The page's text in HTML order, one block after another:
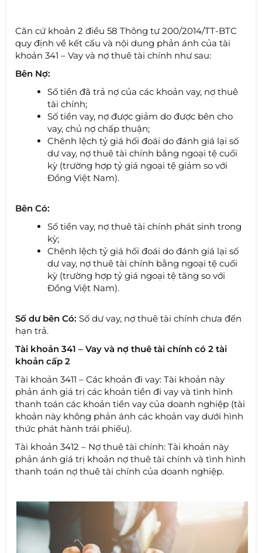
Căn cứ khoản 2 điều 58 Thông tư 200/2014/TT-BTC
quy định về kết cấu và nội dung phản ánh của tài
khoản 341 – Vay và nợ thuê tài chính như sau:
Bên Nợ:
Số tiền đã trả nợ của các khoản vay, nợ thuê
tài chính;
Số tiền vay, nợ được giảm do được bên cho
vay, chủ nợ chấp thuận;
Chênh lệch tỷ giá hối đoái do đánh giá lại số
dư vay, nợ thuê tài chính bằng ngoại tệ cuối
kỳ (trường hợp tỷ giá ngoại tệ giảm so với
Đồng Việt Nam).
Bên Có:
Số tiền vay, nợ thuê tài chính phát sinh trong
kỳ;
Chênh lệch tỷ giá hối đoái do đánh giá lại số
dư vay, nợ thuê tài chính bằng ngoại tệ cuối
kỳ (trường hợp tỷ giá ngoại tệ tăng so với
Đồng Việt Nam).
Số dư bên Có:Số dư vay, nợ thuê tài chính chưa đến
hạn trả.
Tài khoản 341 – Vay và nợ thuê tài chính có 2 tài
khoản cấp 2
Tài khoản 3411 – Các khoản đi vay: Tài khoản này
phản ánh giá trị các khoản tiền đi vay và tình hình
thanh toán các khoản tiền vay của doanh nghiệp (tài
khoản này không phản ánh các khoản vay dưới hình
thức phát hành trái phiếu).
Tài khoản 3412 – Nợ thuê tài chính: Tài khoản này
phản ánh giá trị khoản nợ thuê tài chính và tình hình
thanh toán nợ thuê tài chính của doanh nghiệp.